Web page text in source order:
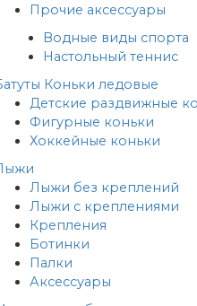
Прочие аксессуары
Водные виды спорта
Настольный теннис
Коньки ледовые
Детские раздвижные
Фигурные коньки
Хоккейные коньки
Лыжи без креплений
Лыжи с креплениями
Крепления
Ботинки
Палки
Аксессуары